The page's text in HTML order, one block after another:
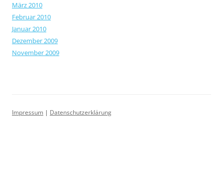
März 2010
Februar 2010
Januar 2010
Dezember 2009
November 2009
Impressum | Datenschutzerklärung